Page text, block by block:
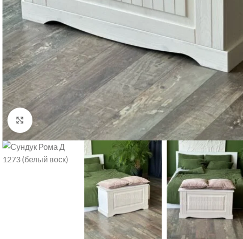
Нажмите, чтобы увеличить